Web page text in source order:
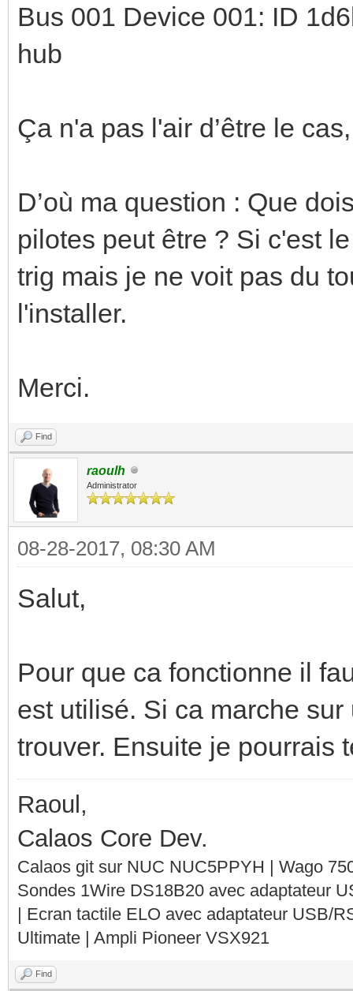
Bus 001 Device 001: ID
hub
Ça n'a pas l'air d’être le
D’où ma question : Que
pilotes peut être ? Si c'est
trig mais je ne voit pas du
l'installer.
Merci.
Find
raoulh
Administrator
08-28-2017, 08:30 AM
Salut,
Pour que ca fonctionne il
est utilisé. Si ca marche
trouver. Ensuite je pourrais
Raoul,
Calaos Core Dev.
Calaos git sur NUC NUC5PPYH | Wago
Sondes 1Wire DS18B20 avec adaptateur
| Ecran tactile ELO avec adaptateur USB/
Ultimate | Ampli Pioneer VSX921
Find